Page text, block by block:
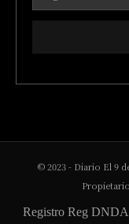
© 2023 - Diario El 9
Registro Reg